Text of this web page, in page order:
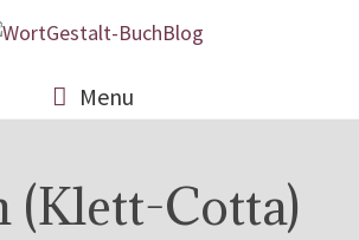
Menu
(Klett-Cotta)